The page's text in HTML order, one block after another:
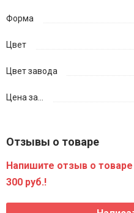
Форма
Цвет
Цвет завода
Цена за...
Отзывы о товаре
Напишите отзыв о товаре
300 руб.!